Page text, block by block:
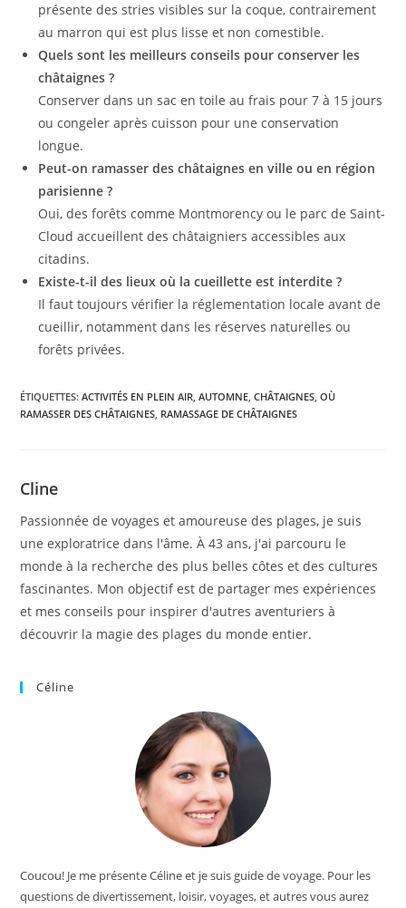
présente des stries visibles sur la coque, contrairement
au marron qui est plus lisse et non comestible.
Quels sont les meilleurs conseils pour conserver les
châtaignes ?
Conserver dans un sac en toile au frais pour 7 à 15 jours
ou congeler après cuisson pour une conservation
longue.
Peut-on ramasser des châtaignes en ville ou en région
parisienne ?
Oui, des forêts comme Montmorency ou le parc de Saint-
Cloud accueillent des châtaigniers accessibles aux
citadins.
Existe-t-il des lieux où la cueillette est interdite ?
Il faut toujours vérifier la réglementation locale avant de
cueillir, notamment dans les réserves naturelles ou
forêts privées.
ÉTIQUETTES:ACTIVITÉS EN PLEIN AIR, AUTOMNE, CHÂTAIGNES, OÙ
RAMASSER DES CHÂTAIGNES, RAMASSAGE DE CHÂTAIGNES
Cline
Passionnée de voyages et amoureuse des plages, je suis
une exploratrice dans l'âme. À 43 ans, j'ai parcouru le
monde à la recherche des plus belles côtes et des cultures
fascinantes. Mon objectif est de partager mes expériences
et mes conseils pour inspirer d'autres aventuriers à
découvrir la magie des plages du monde entier.
Céline
Coucou! Je me présente Céline et je suis guide de voyage. Pour les
questions de divertissement, loisir, voyages, et autres vous aurez